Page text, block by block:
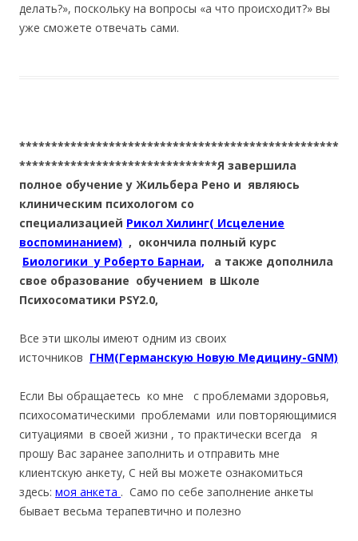
делать?», поскольку на вопросы «а что происходит?» вы
уже сможете отвечать сами.
**************************************************
*******************************Я завершила
полное обучение у Жильбера Рено и являюсь
клиническим психологом со
специализацией Рикол Хилинг( Исцеление
воспоминанием) , окончила полный курс
Биологики у Роберто Барнаи, а также дополнила
свое образование обучением в Школе
Психосоматики PSY2.0,
Все эти школы имеют одним из своих
источников ГНМ(Германскую Новую Медицину-GNM)
Если Вы обращаетесь ко мне с проблемами здоровья,
психосоматическими проблемами или повторяющимися
ситуациями в своей жизни , то практически всегда я
прошу Вас заранее заполнить и отправить мне
клиентскую анкету, С ней вы можете ознакомиться
здесь: моя анкета . Само по себе заполнение анкеты
бывает весьма терапевтично и полезно